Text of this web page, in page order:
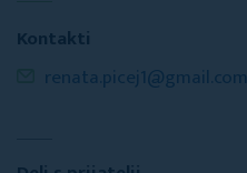
Kontakti
renata.picej1@gmail.com